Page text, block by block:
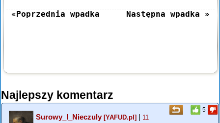
«Poprzednia wpadka Następna wpadka »
Najlepszy komentarz
5
Surowy_I_Nieczuly[YAFUD.pl] | 11